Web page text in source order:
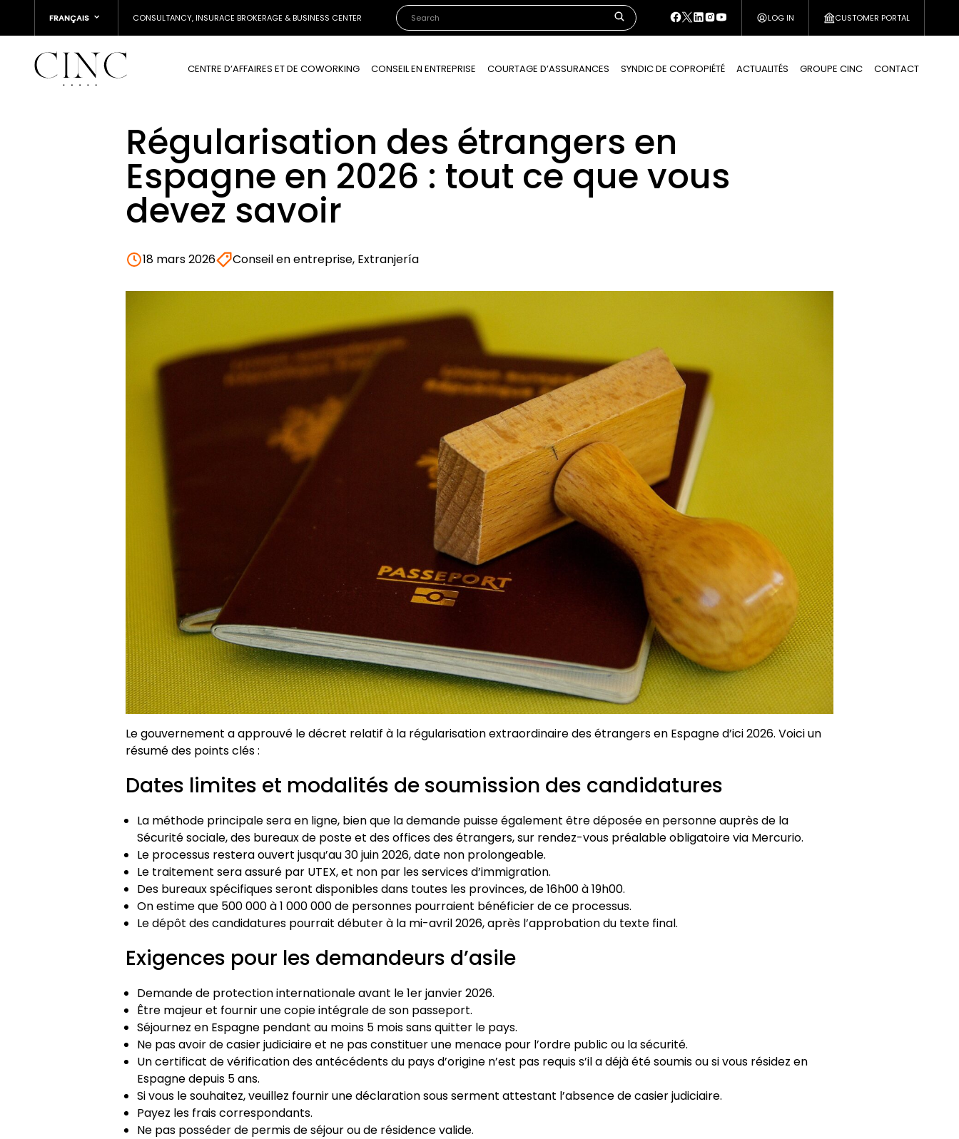
FRANÇAIS CONSULTANCY, INSURACE BROKERAGE & BUSINESS CENTER LOG IN CUSTOMER PORTAL
CENTRE D’AFFAIRES ET DE COWORKING CONSEIL EN ENTREPRISE COURTAGE D’ASSURANCES SYNDIC DE COPROPIÉTÉ ACTUALITÉS GROUPE CINC CONTACT
Régularisation des étrangers en
Espagne en 2026 : tout ce que vous
devez savoir
18 mars 2026 Conseil en entreprise, Extranjería
Le gouvernement a approuvé le décret relatif à la régularisation extraordinaire des étrangers en Espagne d’ici 2026. Voici un
résumé des points clés :
Dates limites et modalités de soumission des candidatures
La méthode principale sera en ligne, bien que la demande puisse également être déposée en personne auprès de la
Sécurité sociale, des bureaux de poste et des offices des étrangers, sur rendez-vous préalable obligatoire via Mercurio.
Le processus restera ouvert jusqu’au 30 juin 2026, date non prolongeable.
Le traitement sera assuré par UTEX, et non par les services d’immigration.
Des bureaux spécifiques seront disponibles dans toutes les provinces, de 16h00 à 19h00.
On estime que 500 000 à 1 000 000 de personnes pourraient bénéficier de ce processus.
Le dépôt des candidatures pourrait débuter à la mi-avril 2026, après l’approbation du texte final.
Exigences pour les demandeurs d’asile
Demande de protection internationale avant le 1er janvier 2026.
Être majeur et fournir une copie intégrale de son passeport.
Séjournez en Espagne pendant au moins 5 mois sans quitter le pays.
Ne pas avoir de casier judiciaire et ne pas constituer une menace pour l’ordre public ou la sécurité.
Un certificat de vérification des antécédents du pays d’origine n’est pas requis s’il a déjà été soumis ou si vous résidez en
Espagne depuis 5 ans.
Si vous le souhaitez, veuillez fournir une déclaration sous serment attestant l’absence de casier judiciaire.
Payez les frais correspondants.
Ne pas posséder de permis de séjour ou de résidence valide.